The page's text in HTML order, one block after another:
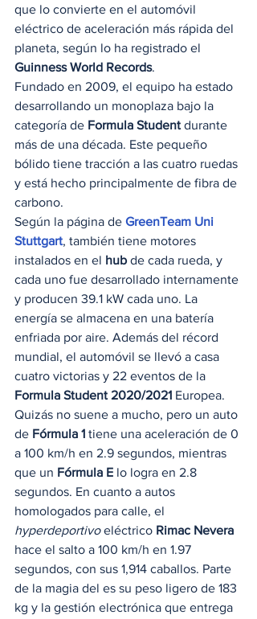
que lo convierte en el automóvil
eléctrico de aceleración más rápida del
planeta, según lo ha registrado el
Guinness World Records.
Fundado en 2009, el equipo ha estado
desarrollando un monoplaza bajo la
categoría de Formula Student durante
más de una década. Este pequeño
bólido tiene tracción a las cuatro ruedas
y está hecho principalmente de fibra de
carbono.
Según la página de GreenTeam Uni
Stuttgart, también tiene motores
instalados en el hub de cada rueda, y
cada uno fue desarrollado internamente
y producen 39.1 kW cada uno. La
energía se almacena en una batería
enfriada por aire. Además del récord
mundial, el automóvil se llevó a casa
cuatro victorias y 22 eventos de la
Formula Student 2020/2021 Europea.
Quizás no suene a mucho, pero un auto
de Fórmula 1 tiene una aceleración de 0
a 100 km/h en 2.9 segundos, mientras
que un Fórmula E lo logra en 2.8
segundos. En cuanto a autos
homologados para calle, el
hyperdeportivo eléctrico Rimac Nevera
hace el salto a 100 km/h en 1.97
segundos, con sus 1,914 caballos. Parte
de la magia del es su peso ligero de 183
kg y la gestión electrónica que entrega